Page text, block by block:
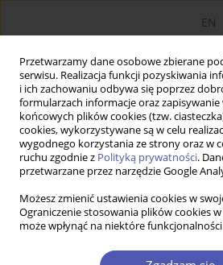
Przetwarzamy dane osobowe zbierane
serwisu. Realizacja funkcji pozyskiwania
i ich zachowaniu odbywa się poprzez
formularzach informacje oraz zapisywanie
końcowych plików cookies (tzw.
cookies, wykorzystywane są w celu
wygodnego korzystania ze strony oraz w
ruchu zgodnie z Polityką prywatności.
przetwarzane przez narzędzie Google
Możesz zmienić ustawienia cookies w
Ograniczenie stosowania plików cookies
może wpłynąć na niektóre
EN
1-2/2000 vol. 157
KRÓTKA NOTATKA
(za styczeń i luty
Andrzej Górski